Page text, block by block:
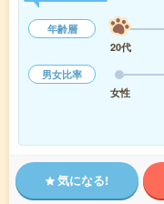
年齢層
20代
男女比率
女性
気になる!